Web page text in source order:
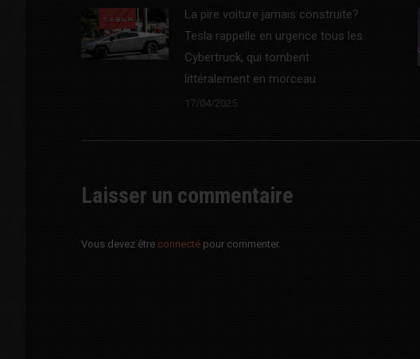
La pire voiture jamais construite?
Tesla rappelle en urgence tous les
Cybertruck, qui tombent
littéralement en morceau
17/04/2025
Laisser un commentaire
Vous devez être connecté pour commenter.